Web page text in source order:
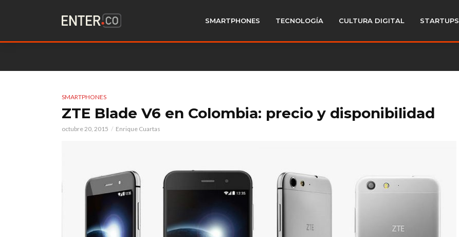
SMARTPHONES TECNOLOGÍA CULTURA DIGITAL STARTUPS
SMARTPHONES
ZTE Blade V6 en Colombia: precio y disponibilidad
octubre 20, 2015 Enrique Cuartas